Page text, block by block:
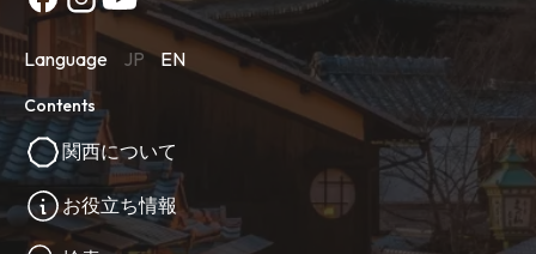
Language JP EN
Contents
関西について
お役立ち情報